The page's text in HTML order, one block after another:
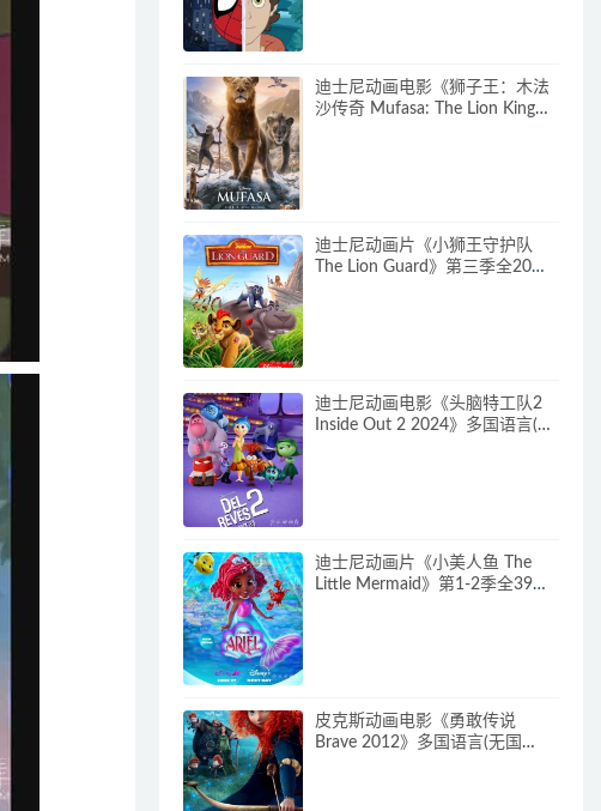
迪士尼动画电影《狮子王：木法
沙传奇 Mufasa: The Lion King》
迪士尼动画片《小狮王守护队
The Lion Guard》第三季全20集
迪士尼动画电影《头脑特工队2
Inside Out 2 2024》多国语言(含
迪士尼动画片《小美人鱼 The
Little Mermaid》第1-2季全39集
皮克斯动画电影《勇敢传说
Brave 2012》多国语言(无国